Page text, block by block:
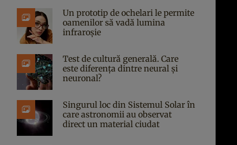
Un prototip de ochelari le permite
oamenilor să vadă lumina
infraroșie
Test de cultură generală. Care
este diferența dintre neural și
neuronal?
Singurul loc din Sistemul Solar în
care astronomii au observat
direct un material ciudat